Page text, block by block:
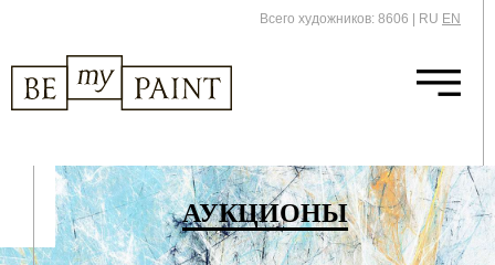
Всего художников: 8606 RU EN
АУКЦИОНЫ